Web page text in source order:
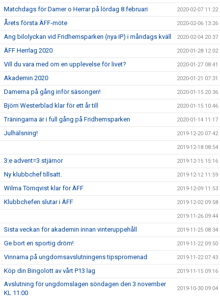
Matchdags för Damer o Herrar på lördag 8 februari 2020-02-07 11:22
Årets första ÄFF-möte 2020-02-06 13:26
Ang bilolyckan vid Fridhemsparken (nya IP) i måndags kväll 2020-02-04 20:37
ÄFF Herrlag 2020 2020-01-28 12:02
Vill du vara med om en upplevelse för livet? 2020-01-27 08:41
Akademin 2020 2020-01-21 07:31
Damerna på gång inför säsongen! 2020-01-15 20:36
Björn Westerblad klar för ett år till 2020-01-15 10:46
Träningarna är i full gång på Fridhemsparken 2020-01-14 11:17
Julhälsning! 2019-12-20 07:42
2019-12-18 08:54
3:e advent=3 stjärnor 2019-12-15 15:16
Ny klubbchef tillsatt. 2019-12-12 11:59
Wilma Törnqvist klar för ÄFF 2019-12-09 11:53
Klubbchefen slutar i ÄFF 2019-12-02 09:58
2019-11-26 09:44
Sista veckan för akademin innan vinteruppehåll 2019-11-25 08:34
Ge bort en sportig dröm! 2019-11-22 09:50
Vinnarna på ungdomsavslutningens tipspromenad 2019-11-22 07:43
Köp din Bingolott av vårt P13 lag 2019-11-15 09:16
Avslutning för ungdomslagen söndagen den 3 november
KL 11:00
2019-10-30 09:04